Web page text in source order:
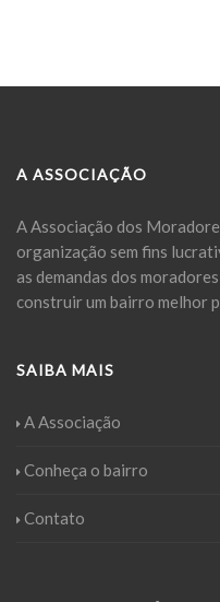
A ASSOCIAÇÃO
A Associação dos
organização sem fins
as demandas dos
construir um bairro melhor
SAIBA MAIS
A Associação
Conheça o bairro
Contato